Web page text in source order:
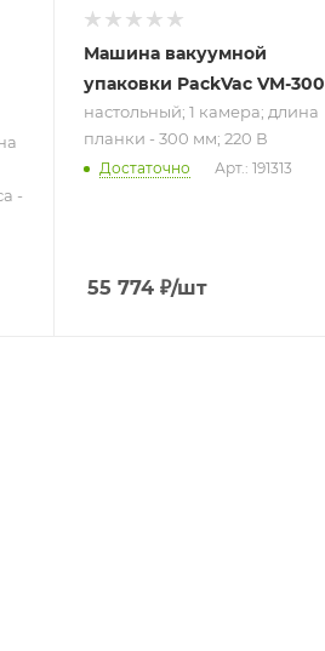
-
Машина вакуумной
упаковки PackVac VM-300
настольный; 1 камера; длина
планки - 300 мм; 220 В
Достаточно Арт.: 191313
55 774₽/шт